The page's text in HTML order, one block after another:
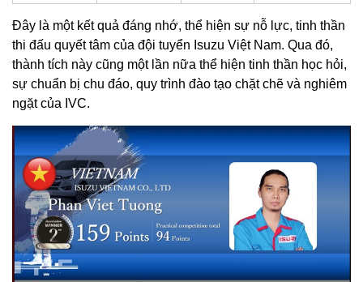
Đây là một kết quả đáng nhớ, thể hiện sự nỗ lực, tinh thần
thi đấu quyết tâm của đội tuyển Isuzu Việt Nam. Qua đó,
thành tích này cũng một lần nữa thể hiện tinh thần học hỏi,
sự chuẩn bị chu đáo, quy trình đào tạo chặt chẽ và nghiêm
ngặt của IVC.